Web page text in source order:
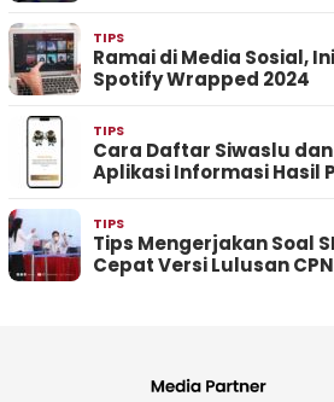
TIPS
Ramai di Media Sosial,
Spotify Wrapped 2024
TIPS
Cara Daftar Siwaslu
Aplikasi Informasi Hasil
TIPS
Tips Mengerjakan Soal
Cepat Versi Lulusan